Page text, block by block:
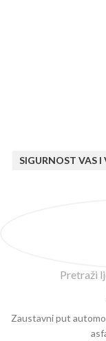
SIGURNOST VAS
Pretraži
Zaustavni put